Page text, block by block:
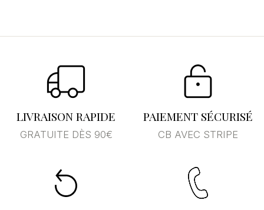
LIVRAISON RAPIDE
GRATUITE DÈS 90€
PAIEMENT SÉCURISÉ
CB AVEC STRIPE
Vous devez être connecté pour enregistrer des
produits dans votre liste d'envies.